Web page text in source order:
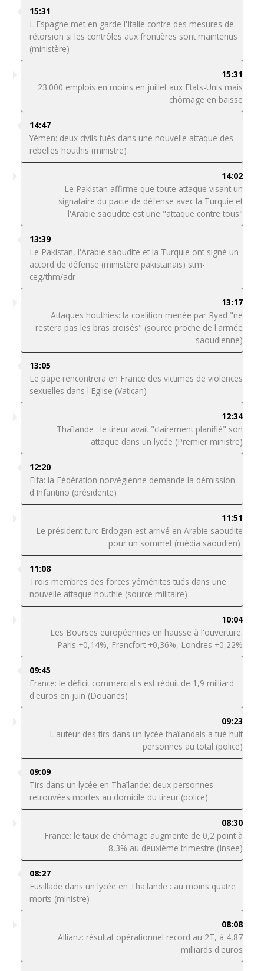
15:31
L'Espagne met en garde l'Italie contre des mesures de
rétorsion si les contrôles aux frontières sont maintenus
(ministère)
15:31
23.000 emplois en moins en juillet aux Etats-Unis mais
chômage en baisse
14:47
Yémen: deux civils tués dans une nouvelle attaque des
rebelles houthis (ministre)
14:02
Le Pakistan affirme que toute attaque visant un
signataire du pacte de défense avec la Turquie et
l'Arabie saoudite est une "attaque contre tous"
13:39
Le Pakistan, l'Arabie saoudite et la Turquie ont signé un
accord de défense (ministère pakistanais) stm-
ceg/thm/adr
13:17
Attaques houthies: la coalition menée par Ryad "ne
restera pas les bras croisés" (source proche de l'armée
saoudienne)
13:05
Le pape rencontrera en France des victimes de violences
sexuelles dans l'Eglise (Vatican)
12:34
Thaïlande : le tireur avait "clairement planifié" son
attaque dans un lycée (Premier ministre)
12:20
Fifa: la Fédération norvégienne demande la démission
d'Infantino (présidente)
11:51
Le président turc Erdogan est arrivé en Arabie saoudite
pour un sommet (média saoudien)
11:08
Trois membres des forces yéménites tués dans une
nouvelle attaque houthie (source militaire)
10:04
Les Bourses européennes en hausse à l'ouverture:
Paris +0,14%, Francfort +0,36%, Londres +0,22%
09:45
France: le déficit commercial s'est réduit de 1,9 milliard
d'euros en juin (Douanes)
09:23
L'auteur des tirs dans un lycée thaïlandais a tué huit
personnes au total (police)
09:09
Tirs dans un lycée en Thaïlande: deux personnes
retrouvées mortes au domicile du tireur (police)
08:30
France: le taux de chômage augmente de 0,2 point à
8,3% au deuxième trimestre (Insee)
08:27
Fusillade dans un lycée en Thaïlande : au moins quatre
morts (ministre)
08:08
Allianz: résultat opérationnel record au 2T, à 4,87
milliards d'euros